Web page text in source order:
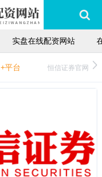
实盘在线配资网站
+平台 恒信证券官网